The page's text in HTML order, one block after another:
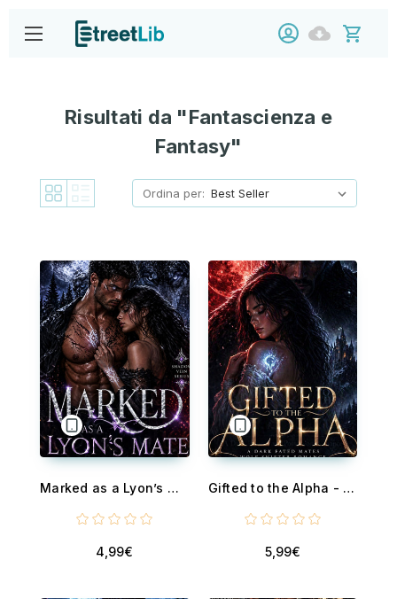
Risultati da "Fantascienza e
Fantasy"
Ordina per:
Marked as a Lyon’s Mate - An Alpha’s Claim Werewolf Romance
4,99€
Gifted to the Alpha - A Dark Fated Mates Wolf Shifter Romance
5,99€